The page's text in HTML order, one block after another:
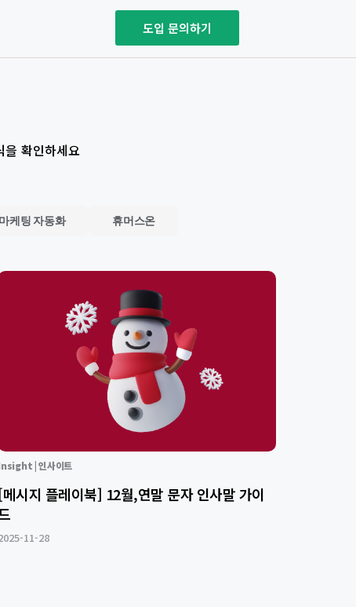
도입 문의하기
확인하세요
마케팅 자동화 휴머스온
| 인사이트
시지 플레이북] 12월,연말 문자 인사말 가이
11-28